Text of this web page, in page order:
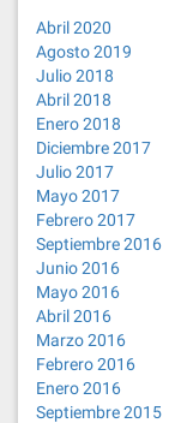
Abril 2020
Agosto 2019
Julio 2018
Abril 2018
Enero 2018
Diciembre 2017
Julio 2017
Mayo 2017
Febrero 2017
Septiembre 2016
Junio 2016
Mayo 2016
Abril 2016
Marzo 2016
Febrero 2016
Enero 2016
Septiembre 2015